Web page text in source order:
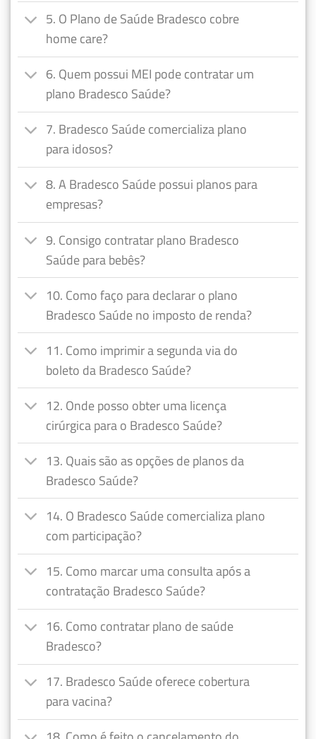
5. O Plano de Saúde Bradesco cobre
home care?
6. Quem possui MEI pode contratar um
plano Bradesco Saúde?
7. Bradesco Saúde comercializa plano
para idosos?
8. A Bradesco Saúde possui planos para
empresas?
9. Consigo contratar plano Bradesco
Saúde para bebês?
10. Como faço para declarar o plano
Bradesco Saúde no imposto de renda?
11. Como imprimir a segunda via do
boleto da Bradesco Saúde?
12. Onde posso obter uma licença
cirúrgica para o Bradesco Saúde?
13. Quais são as opções de planos da
Bradesco Saúde?
14. O Bradesco Saúde comercializa plano
com participação?
15. Como marcar uma consulta após a
contratação Bradesco Saúde?
16. Como contratar plano de saúde
Bradesco?
17. Bradesco Saúde oferece cobertura
para vacina?